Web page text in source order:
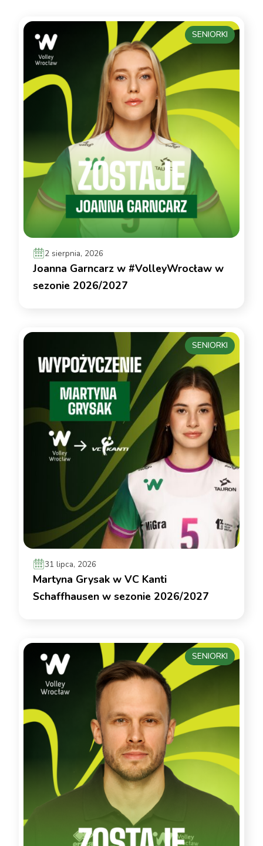
2 sierpnia, 2026
Joanna Garncarz w #VolleyWrocław w
sezonie 2026/2027
SENIORKI
31 lipca, 2026
Martyna Grysak w VC Kanti
Schaffhausen w sezonie 2026/2027
SENIORKI
SENIORKI